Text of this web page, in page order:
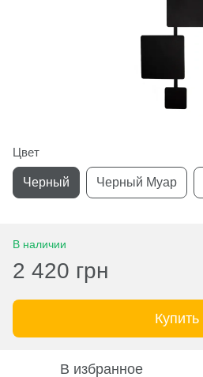
Цвет
Черный Черный Муар
В наличии
2 420 грн
Купить
В избранное